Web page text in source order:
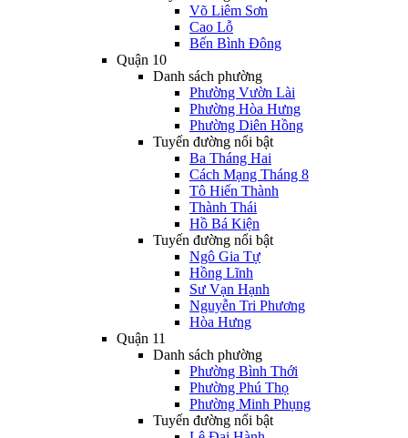
Võ Liêm Sơn
Cao Lỗ
Bến Bình Đông
Quận 10
Danh sách phường
Phường Vườn Lài
Phường Hòa Hưng
Phường Diên Hồng
Tuyến đường nổi bật
Ba Tháng Hai
Cách Mạng Tháng 8
Tô Hiến Thành
Thành Thái
Hồ Bá Kiện
Tuyến đường nổi bật
Ngô Gia Tự
Hồng Lĩnh
Sư Vạn Hạnh
Nguyễn Tri Phương
Hòa Hưng
Quận 11
Danh sách phường
Phường Bình Thới
Phường Phú Thọ
Phường Minh Phụng
Tuyến đường nổi bật